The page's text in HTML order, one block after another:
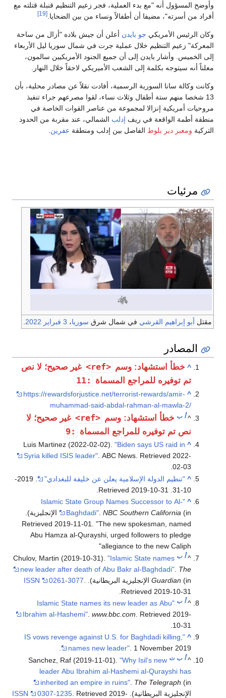
وأوضح المسؤول أنه "مع بدء العملية، فجر زعيم التنظيم قنبلة قتلته مع
أفراد من أسرته"، مضيفا أن أطفالاً ونساء من بين الضحايا. [19]
وكان الرئيس الأمريكي جو بايدن أعلن أن جيش بلاده "أزال من ساحة
المعركة" زعيم التنظيم خلال عملية جرت في شمال سوريا ليل الأربعاء
إلى الخميس. وأشار بايدن إلى أن جميع الجنود الأمريكيين سالمون،
معلناً أنه سيتوجه بكلمة إلى الشعب الأميريكي لاحقاً خلال النهار.
وكانت وكالة سانا السورية الرسمية، أفادت نقلاً عن مصادر محلية، بأن
13 شخصا منهم ستة أطفال وثلاث نساء، لقوا مصرعهم جراء تنفيذ
مروحيات أمريكية إنزالا لمجموعة من عناصر القوات الخاصة في
منطقة أطمة الواقعة في ريف إدلب الشمالي، عند مقربة من الحدود
التركية ومعبر دير بلوط الفاصل بين إدلب ومنطقة عفرين
مرئيات
مقتل أبو إبراهيم القرشي في شمال شرق سوريا، 3 فبراير 2022
المصادر
^ خطأ استشهاد: وسم <ref>
غير صحيح؛ لا نص
تم توفيره للمراجع المسماة
:11
^
https://rewardsforjustice.net/terrorist-rewards/amir-
muhammad-said-abdal-rahman-al-mawla-2/
^أ ب خطأ استشهاد: وسم <ref>
غير صحيح؛ لا
نص تم توفيره للمراجع المسماة
:9
^
Luis Martinez (2022-02-02)."Biden says US raid in
Syria killed ISIS leader". ABC News. Retrieved2022-
02-03
.
^ "تنظيم الدولة الإسلامية يعلن عن خليفة للبغدادي"
. 2019-
10-31
. Retrieved
2019-10-31
^
"Islamic State Group Names Successor to Al-
Baghdadi" .NBC Southern California (in الإنجليزية)
.
Retrieved 2019-11-01 . The new spokesman, named
Abu Hamza al-Qurayshi, urged followers to pledge
allegiance to the new Caliph
^أ ب Chulov, Martin (2019-10-31)."Islamic State names
new leader after death of Abu Bakr al-Baghdadi" The
Guardian (in الإنجليزية البريطانية). ISSN 0261-3077
Retrieved 2019-10-31
^أ ب
"Islamic State names its new leader as Abu
Ibrahim al-Hashemi" .www.bbc.com . Retrieved 2019-
10-31
^
"IS vows revenge against U.S. for Baghdadi killing,
names new leader". 1 November 2019.
^أ ب ت Sanchez, Raf (2019-11-01)."Why Isil's new
leader Abu Ibrahim al-Hashemi al-Qurayshi has
inherited an empire in ruins" The Telegraph (in
الإنجليزية البريطانية).
ISSN 0307-1235 . Retrieved 2019-